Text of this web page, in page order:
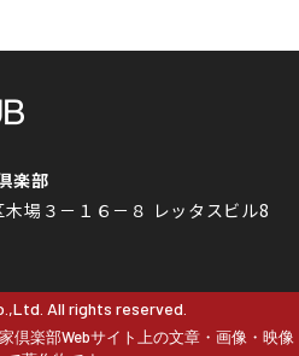
楽部
場３－１６－８ レッタスビル8
All rights reserved.
倶楽部Webサイト上の文章・画像・映像